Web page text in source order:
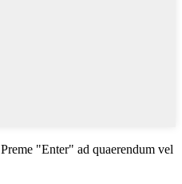
Preme "Enter" ad quaerendum vel